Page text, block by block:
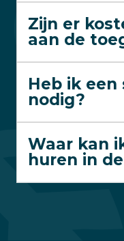
Zijn er
aan de
Heb ik een
nodig?
Waar kan
huren in